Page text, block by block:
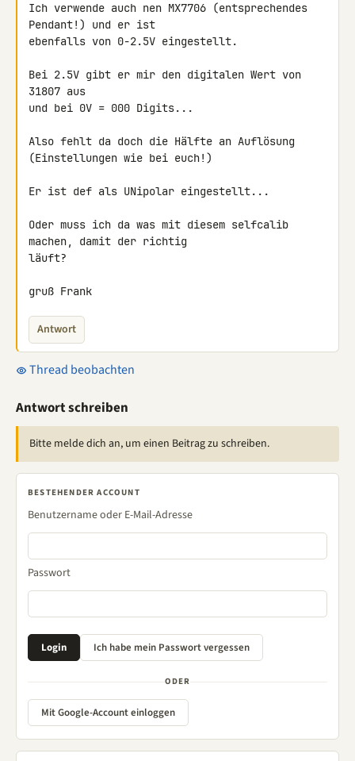
Ich verwende auch nen MX7706 (entsprechendes
Pendant!) und er ist
ebenfalls von 0-2.5V eingestellt.
Bei 2.5V gibt er mir den digitalen Wert von
31807 aus
und bei 0V = 000 Digits...
Also fehlt da doch die Hälfte an Auflösung
(Einstellungen wie bei euch!)
Er ist def als UNipolar eingestellt...
Oder muss ich da was mit diesem selfcalib
machen, damit der richtig
läuft?
gruß Frank
Antwort
Thread beobachten
Antwort schreiben
Bitte melde dich an, um einen Beitrag zu schreiben.
BESTEHENDER ACCOUNT
Benutzername oder E-Mail-Adresse
Passwort
ODER
Mit Google-Account einloggen